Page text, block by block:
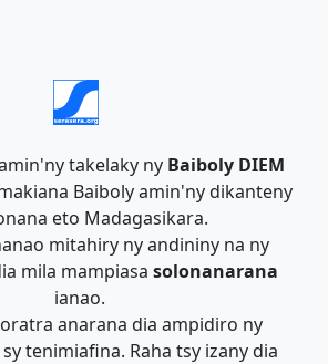
takelaky ny Baiboly DIEM
Baiboly amin'ny dikanteny
eto Madagasikara.
mitahiry ny andininy na ny
mila mampiasa solonanarana
ianao.
anarana dia ampidiro ny
tenimiafina. Raha tsy izany dia